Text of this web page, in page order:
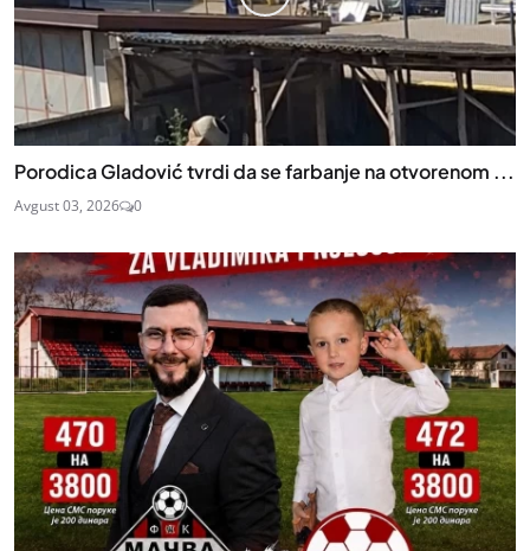
Porodica Gladović tvrdi da se farbanje na otvorenom ...
Avgust 03, 2026 0